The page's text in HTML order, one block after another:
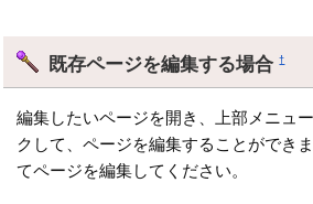
既存ページを編集する場合†
編集したいページを開き、上部メニュ
クして、ページを編集することができ
てページを編集してください。